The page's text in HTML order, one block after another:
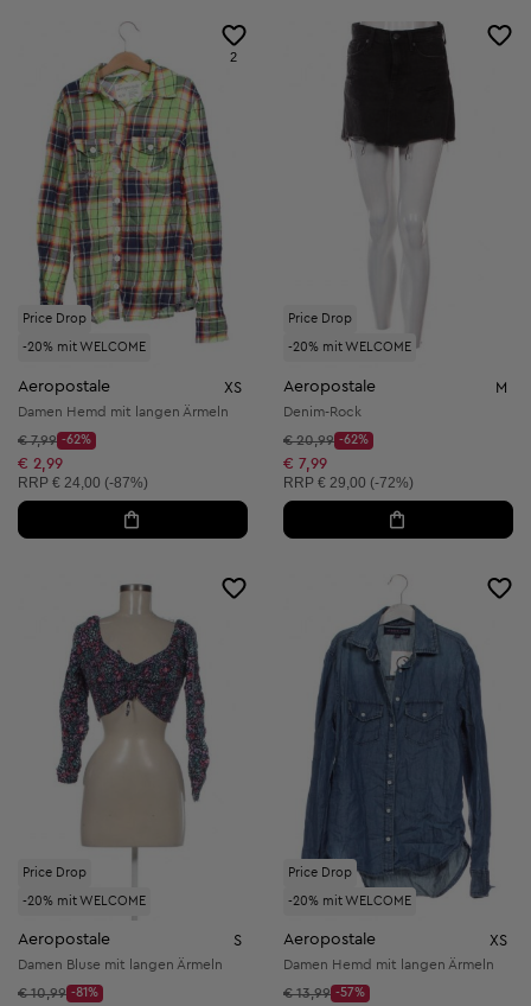
Price Drop
-20% mit WELCOME
2
Aeropostale XS
Damen Hemd mit langen Ärmeln
Startpreis:
€ 7,99
Discount Price:
-62%
Reduzierter Preis:
€ 2,99
Unverbindliche Preisempfehlung:
RRP € 24,00 (-87%)
Price Drop
-20% mit WELCOME
Aeropostale M
Denim-Rock
Startpreis:
€ 20,99
Discount Price:
-62%
Reduzierter Preis:
€ 7,99
Unverbindliche Preisempfehlung:
RRP € 29,00 (-72%)
Price Drop
-20% mit WELCOME
Aeropostale S
Damen Bluse mit langen Ärmeln
Startpreis:
€ 10,99
Discount Price:
-81%
Price Drop
-20% mit WELCOME
Aeropostale XS
Damen Hemd mit langen Ärmeln
Startpreis:
€ 13,99
Discount Price:
-57%